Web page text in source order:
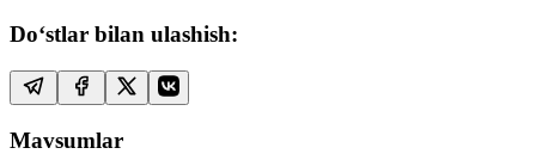
Do‘stlar bilan ulashish:
Mavsumlar